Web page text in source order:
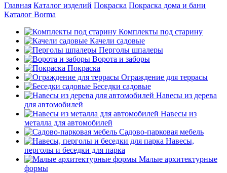
Главная Каталог изделий Покраска Покраска дома и бани
Каталог Borma
Комплекты под старину
Качели садовые
Перголы шпалеры
Ворота и заборы
Покраска
Ограждение для террасы
Беседки садовые
Навесы из дерева
для автомобилей
Навесы из
металла для автомобилей
Садово-парковая мебель
Навесы,
перголы и беседки для парка
Малые архитектурные
формы